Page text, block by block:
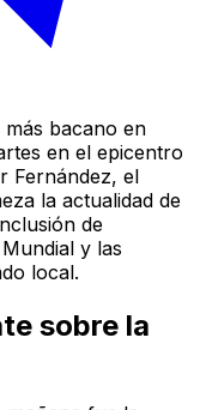
bacano en
en el epicentro
Fernández, el
la actualidad de
de
y las
local.
sobre la